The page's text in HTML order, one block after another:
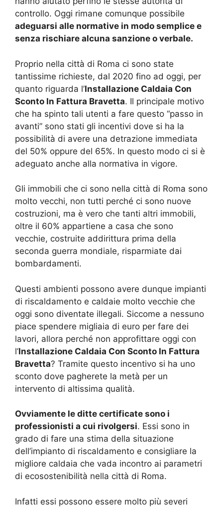
controllo. Oggi rimane comunque possibile
adeguarsi alle normative in modo semplice e
senza rischiare alcuna sanzione o verbale.
Proprio nella città di Roma ci sono state
tantissime richieste, dal 2020 fino ad oggi, per
quanto riguarda l’Installazione Caldaia Con
Sconto In Fattura Bravetta. Il principale motivo
che ha spinto tali utenti a fare questo “passo in
avanti” sono stati gli incentivi dove si ha la
possibilità di avere una detrazione immediata
del 50% oppure del 65%. In questo modo ci si è
adeguato anche alla normativa in vigore.
Gli immobili che ci sono nella città di Roma sono
molto vecchi, non tutti perché ci sono nuove
costruzioni, ma è vero che tanti altri immobili,
oltre il 60% appartiene a casa che sono
vecchie, costruite addirittura prima della
seconda guerra mondiale, risparmiate dai
bombardamenti.
Questi ambienti possono avere dunque impianti
di riscaldamento e caldaie molto vecchie che
oggi sono diventate illegali. Siccome a nessuno
piace spendere migliaia di euro per fare dei
lavori, allora perché non approfittare oggi con
l’Installazione Caldaia Con Sconto In Fattura
Bravetta? Tramite questo incentivo si ha uno
sconto dove pagherete la metà per un
intervento di altissima qualità.
Ovviamente le ditte certificate sono i
professionisti a cui rivolgersi. Essi sono in
grado di fare una stima della situazione
dell’impianto di riscaldamento e consigliare la
migliore caldaia che vada incontro ai parametri
di ecosostenibilità nella città di Roma.
Infatti essi possono essere molto più severi